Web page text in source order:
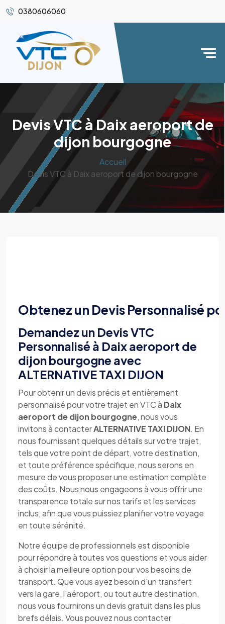
0380606060
Devis VTC à Daix aeroport de
dijon bourgogne
Accueil
Devis VTC à Daix aeroport de dijon bourgogne
Obtenez un Devis Personnalisé
Demandez un Devis VTC
Personnalisé à Daix aeroport de
dijon bourgogne avec
ALTERNATIVE TAXI DIJON
Pour obtenir un devis précis et entièrement
personnalisé pour votre trajet en VTC à Daix
aeroport de dijon bourgogne, nous vous
invitons à contacterALTERNATIVE TAXI DIJON. En
nous fournissant quelques détails sur votre trajet,
tels que votre point de départ, votre destination,
et toute préférence spécifique, nous serons en
mesure de vous proposer une estimation complète
des coûts. Nous nous engageons à vous offrir une
transparence totale sur nos tarifs et les services
inclus, afin que vous puissiez planifier votre voyage
en toute sérénité.
Notre équipe de professionnels est disponible
pour répondre à toutes vos questions et vous aider
à choisir la meilleure option pour vos besoins de
transport. Que vous ayez besoin d'un transfert
vers la gare, l'aéroport, ou tout autre destination,
nous vous fournirons un devis gratuit dans les plus
brefs délais. Vous pouvez nous contacter